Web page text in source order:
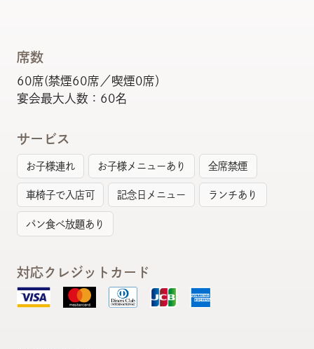
席数
60席(禁煙60席／喫煙0席）
宴会最大人数：60名
サービス
お子様連れ お子様メニューあり 全席禁煙
車椅子で入店可 記念日メニュー ランチあり
パン食べ放題あり
対応クレジットカード